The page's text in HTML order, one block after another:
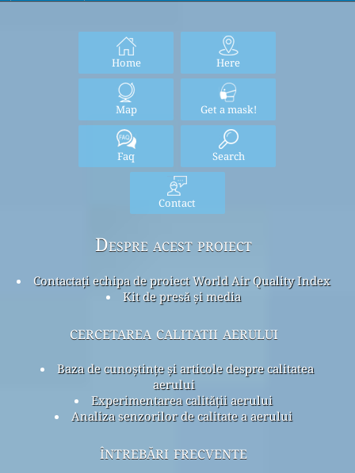
Home Here
Map Get a mask!
Faq Search
Contact
Despre acest proiect
Contactați echipa de proiect World Air Quality Index
Kit de presă și media
cercetarea calitatii aerului
Baza de cunoștințe și articole despre calitatea
aerului
Experimentarea calității aerului
Analiza senzorilor de calitate a aerului
întrebări frecvente